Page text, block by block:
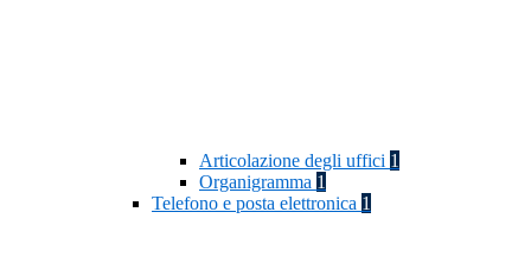
Articolazione degli uffici 1
Organigramma 1
Telefono e posta elettronica 1